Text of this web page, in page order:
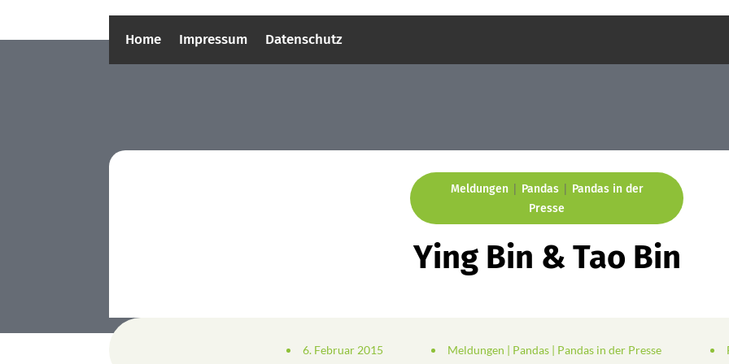
Home Impressum Datenschutz
Meldungen| Pandas| Pandas in der
Presse
Ying Bin & Tao Bin
6. Februar 2015 Meldungen | Pandas | Pandas in der Presse